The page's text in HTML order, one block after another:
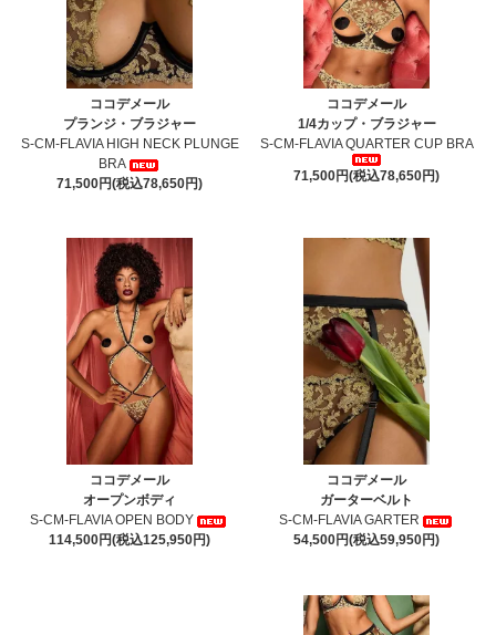
ココデメール
プランジ・ブラジャー
S-CM-FLAVIA HIGH NECK PLUNGE
BRA
71,500円(税込78,650円)
ココデメール
1/4カップ・ブラジャー
S-CM-FLAVIA QUARTER CUP BRA
71,500円(税込78,650円)
ココデメール
オープンボディ
S-CM-FLAVIA OPEN BODY
114,500円(税込125,950円)
ココデメール
ガーターベルト
S-CM-FLAVIA GARTER
54,500円(税込59,950円)